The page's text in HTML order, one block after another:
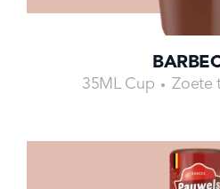
35ML Cup Zoete